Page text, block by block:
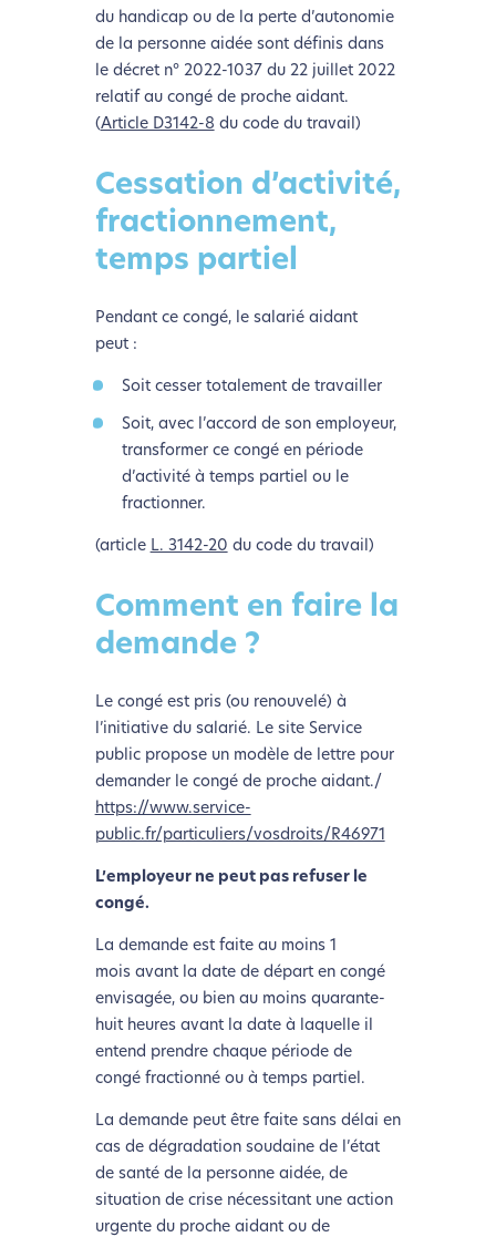
du handicap ou de la perte d’autonomie
de la personne aidée sont définis dans
le décret n° 2022-1037 du 22 juillet 2022
relatif au congé de proche aidant.
(Article D3142-8 du code du travail)
Cessation d’activité,
fractionnement,
temps partiel
Pendant ce congé, le salarié aidant
peut :
Soit cesser totalement de travailler
Soit, avec l’accord de son employeur,
transformer ce congé en période
d’activité à temps partiel ou le
fractionner.
(article L. 3142-20 du code du travail)
Comment en faire la
demande ?
Le congé est pris (ou renouvelé) à
l’initiative du salarié. Le site Service
public propose un modèle de lettre pour
demander le congé de proche aidant./
https://www.service-
public.fr/particuliers/vosdroits/R46971
L’employeur ne peut pas refuser le
congé.
La demande est faite au moins 1
mois avant la date de départ en congé
envisagée, ou bien au moins quarante-
huit heures avant la date à laquelle il
entend prendre chaque période de
congé fractionné ou à temps partiel.
La demande peut être faite sans délai en
cas de dégradation soudaine de l’état
de santé de la personne aidée, de
situation de crise nécessitant une action
urgente du proche aidant ou de